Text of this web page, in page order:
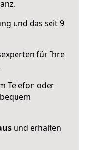
und das seit 9
für Ihre
Telefon oder
und erhalten